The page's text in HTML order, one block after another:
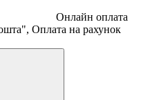
Онлайн оплата
Оплата на рахунок